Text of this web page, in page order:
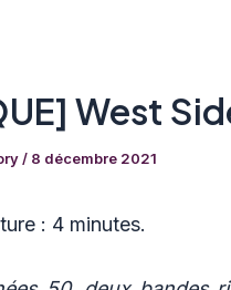
West
/ 8 décembre 2021
: 4 minutes.